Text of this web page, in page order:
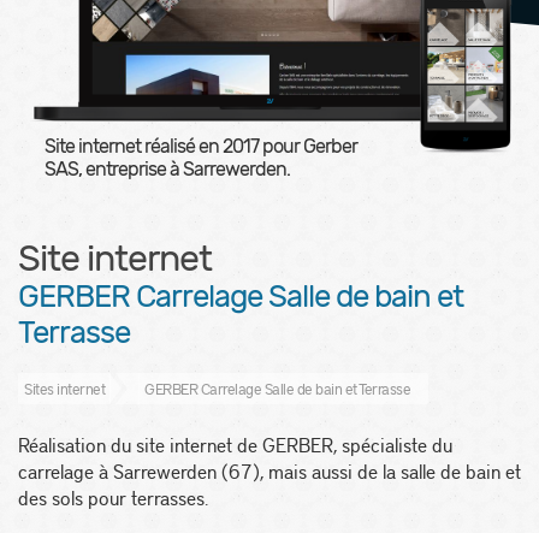
Site internet réalisé en2017pour Gerber
SAS, entreprise à Sarrewerden.
Site internet
GERBER Carrelage Salle de bain et
Terrasse
Sites internet GERBER Carrelage Salle de bain et Terrasse
Réalisation du site internet de GERBER, spécialiste du
carrelage à Sarrewerden (67), mais aussi de la salle de bain et
des sols pour terrasses.